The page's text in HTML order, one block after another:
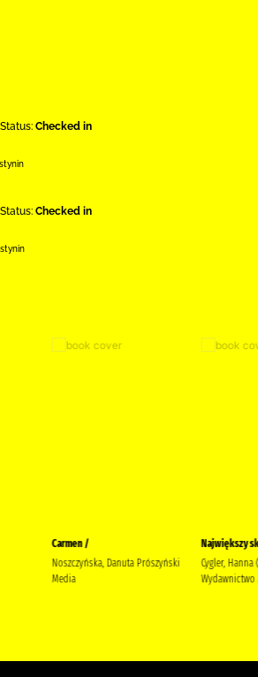
Status: Checked in
Status: Checked in
Carmen /
Noszczyńska, Danuta Prószyński
Media
Największy
Cygler, Hanna
Wydawnictwo